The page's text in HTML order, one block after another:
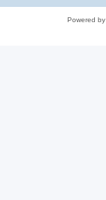
Powered by